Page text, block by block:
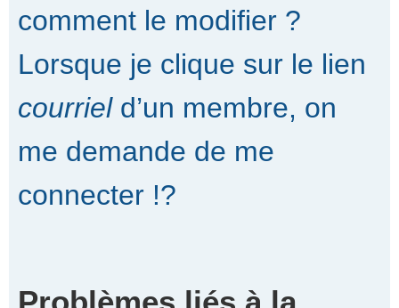
comment le modifier ?
Lorsque je clique sur le lien
courrield’un membre, on
me demande de me
connecter !?